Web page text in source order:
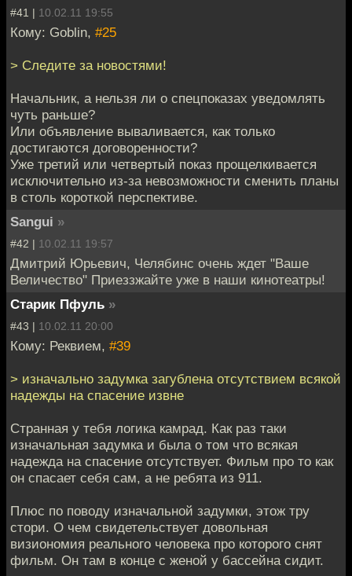
#41 | 10.02.11 19:55
Кому: Goblin, #25
> Следите за новостями!
Начальник, а нельзя ли о спецпоказах уведомлять
чуть раньше?
Или объявление вываливается, как только
достигаются договоренности?
Уже третий или четвертый показ прощелкивается
исключительно из-за невозможности сменить планы
в столь короткой перспективе.
Sangui »
#42 | 10.02.11 19:57
Дмитрий Юрьевич, Челябинс очень ждет "Ваше
Величество" Приеззжайте уже в наши кинотеатры!
Старик Пфуль »
#43 | 10.02.11 20:00
Кому: Реквием, #39
> изначально задумка загублена отсутствием всякой
надежды на спасение извне
Странная у тебя логика камрад. Как раз таки
изначальная задумка и была о том что всякая
надежда на спасение отсутствует. Фильм про то как
он спасает себя сам, а не ребята из 911.
Плюс по поводу изначальной задумки, этож тру
стори. О чем свидетельствует довольная
визиономия реального человека про которого снят
фильм. Он там в конце с женой у бассейна сидит.